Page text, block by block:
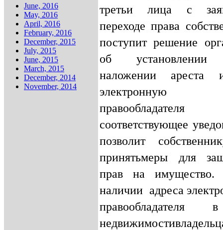
June, 2016
May, 2016
April, 2016
February, 2016
December, 2015
July, 2015
June, 2015
March, 2015
December, 2014
November, 2014
третьи лица с
переходе права
поступит решение
об установлении
наложении
правообладателя
соответствующее
позволит
принятьмеры для
прав на
наличии адреса
правообладателя